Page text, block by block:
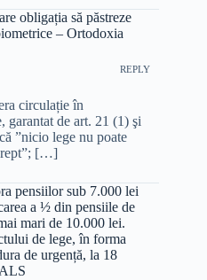
obligația să păstreze
– Ortodoxia
REPLY
circulație în
garantat de art. 21 (1) şi
”nicio lege nu poate
[…]
pensiilor sub 7.000 lei
a ½ din pensiile de
mari de 10.000 lei.
de lege, în forma
de urgență, la 18